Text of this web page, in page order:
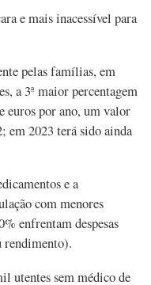
e mais inacessível para
pelas famílias, em
a 3ª maior percentagem
euros por ano, um valor
em 2023 terá sido ainda
e a
com menores
enfrentam despesas
rendimento).
utentes sem médico de